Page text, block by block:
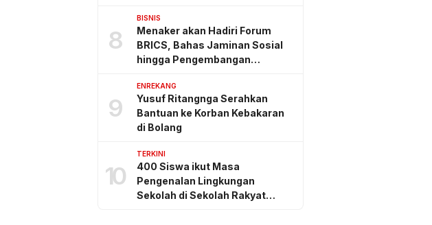
8
BISNIS
Menaker akan Hadiri Forum
BRICS, Bahas Jaminan Sosial
hingga Pengembangan
9
ENREKANG
Yusuf Ritangnga Serahkan
Bantuan ke Korban Kebakaran
di Bolang
10
TERKINI
400 Siswa ikut Masa
Pengenalan Lingkungan
Sekolah di Sekolah Rakyat